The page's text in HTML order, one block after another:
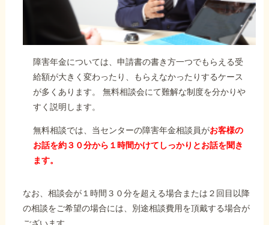
障害年金については、申請書の書き方一つでもらえる受
給額が大きく変わったり、もらえなかったりするケース
が多くあります。 無料相談会にて難解な制度を分かりや
すく説明します。
無料相談では、当センターの障害年金相談員がお客様の
お話を約３０分から１時間かけてしっかりとお話を聞き
ます。
なお、相談会が１時間３０分を超える場合または２回目以降
の相談をご希望の場合には、別途相談費用を頂戴する場合が
ございます。